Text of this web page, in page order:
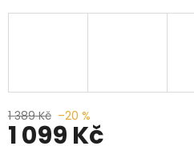
1 389 Kč –20 %
1 099 Kč